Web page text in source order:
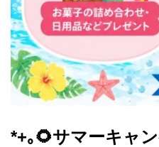
*+｡🌻サマーキャ